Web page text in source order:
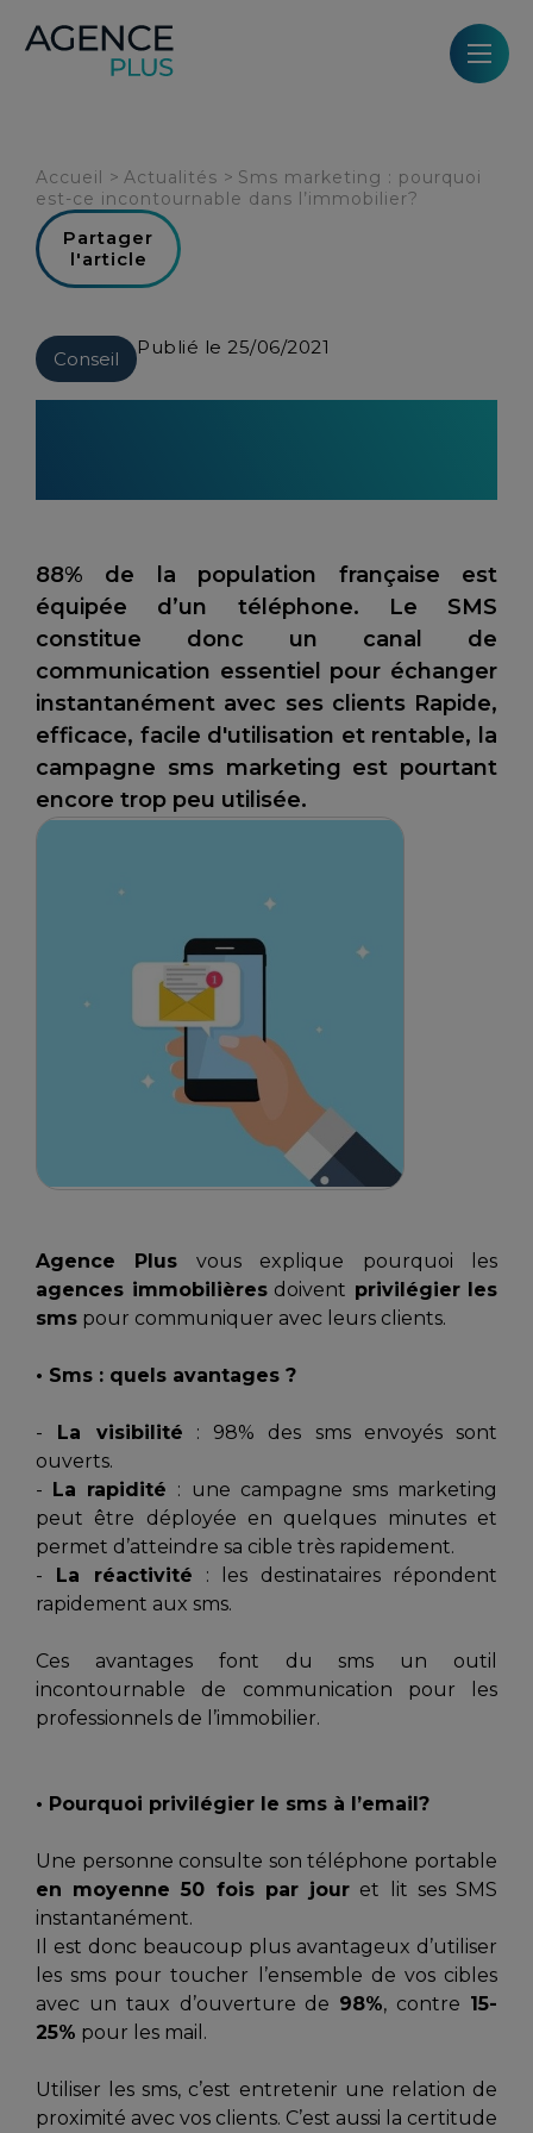
Accueil > Actualités > Sms marketing : pourquoi
est-ce incontournable dans l’immobilier?
Partager
l'article
Conseil
Publié le 25/06/2021
88% de la population française est
équipée d’un téléphone. Le SMS
constitue donc un canal de
communication essentiel pour échanger
instantanément avec ses clients Rapide,
efficace, facile d'utilisation et rentable, la
campagne sms marketing est pourtant
encore trop peu utilisée.
Agence Plus vous explique pourquoi les
agences immobilièresdoivent privilégier les
sms pour communiquer avec leurs clients.
• Sms : quels avantages ?
- La visibilité : 98% des sms envoyés sont
ouverts.
- La rapidité : une campagne sms marketing
peut être déployée en quelques minutes et
permet d’atteindre sa cible très rapidement.
- La réactivité : les destinataires répondent
rapidement aux sms.
Ces avantages font du sms un outil
incontournable de communication pour les
professionnels de l’immobilier.
• Pourquoi privilégier le sms à l’email?
Une personne consulte son téléphone portable
en moyenne 50 fois par jour et lit ses SMS
instantanément.
Il est donc beaucoup plus avantageux d’utiliser
les sms pour toucher l’ensemble de vos cibles
avec un taux d’ouverture de 98%, contre 15-
25% pour les mail.
Utiliser les sms, c’est entretenir une relation de
proximité avec vos clients. C’est aussi la certitude